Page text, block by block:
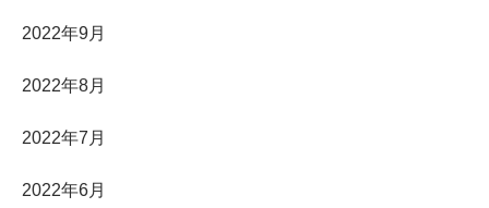
2022年9月
2022年8月
2022年7月
2022年6月